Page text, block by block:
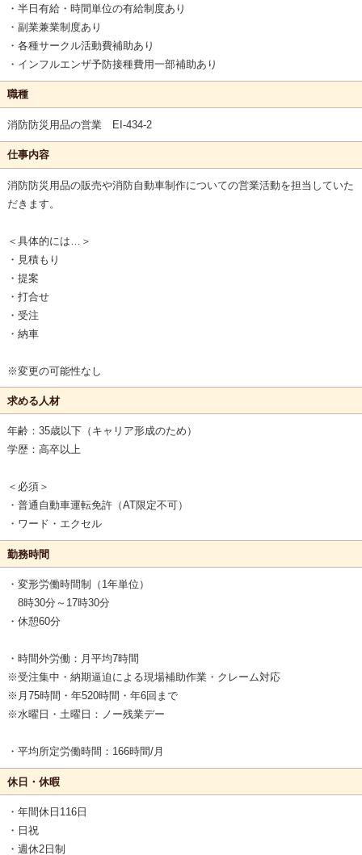
・半日有給・時間単位の有給制度あり
・副業兼業制度あり
・各種サークル活動費補助あり
・インフルエンザ予防接種費用一部補助あり
職種
消防防災用品の営業 EI-434-2
仕事内容
消防防災用品の販売や消防自動車制作についての営業活動を担当していた
だきます。
＜具体的には…＞
・見積もり
・提案
・打合せ
・受注
・納車
※変更の可能性なし
求める人材
年齢：35歳以下（キャリア形成のため）
学歴：高卒以上
＜必須＞
・普通自動車運転免許（AT限定不可）
・ワード・エクセル
勤務時間
・変形労働時間制（1年単位）
8時30分～17時30分
・休憩60分
・時間外労働：月平均7時間
※受注集中・納期逼迫による現場補助作業・クレーム対応
※月75時間・年520時間・年6回まで
※水曜日・土曜日：ノー残業デー
・平均所定労働時間：166時間/月
休日・休暇
・年間休日116日
・日祝
・週休2日制